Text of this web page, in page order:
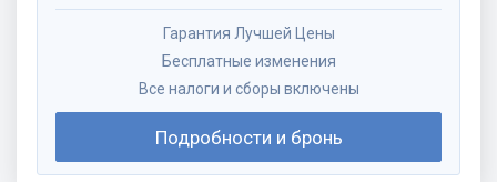
Гарантия Лучшей Цены
Бесплатные изменения
Все налоги и сборы включены
Подробности и бронь